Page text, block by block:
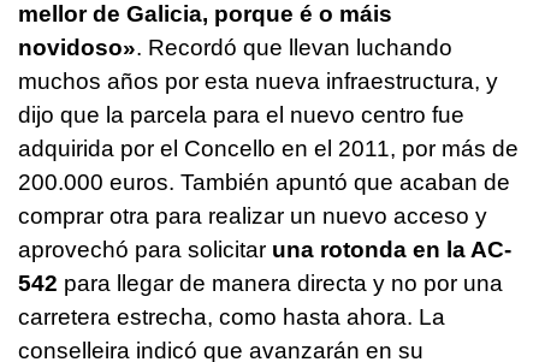
mellor de Galicia, porque é o máis
novidoso». Recordó que llevan luchando
muchos años por esta nueva infraestructura, y
dijo que la parcela para el nuevo centro fue
adquirida por el Concello en el 2011, por más de
200.000 euros. También apuntó que acaban de
comprar otra para realizar un nuevo acceso y
aprovechó para solicitar una rotonda en la AC-
542 para llegar de manera directa y no por una
carretera estrecha, como hasta ahora. La
conselleira indicó que avanzarán en su